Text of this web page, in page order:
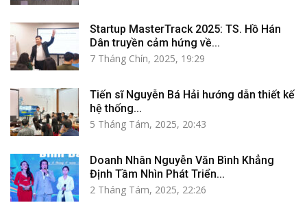
Startup MasterTrack 2025: TS. Hồ Hán
Dân truyền cảm hứng về...
7 Tháng Chín, 2025, 19:29
Tiến sĩ Nguyễn Bá Hải hướng dẫn thiết kế
hệ thống...
5 Tháng Tám, 2025, 20:43
Doanh Nhân Nguyễn Văn Bình Khẳng
Định Tầm Nhìn Phát Triển...
2 Tháng Tám, 2025, 22:26